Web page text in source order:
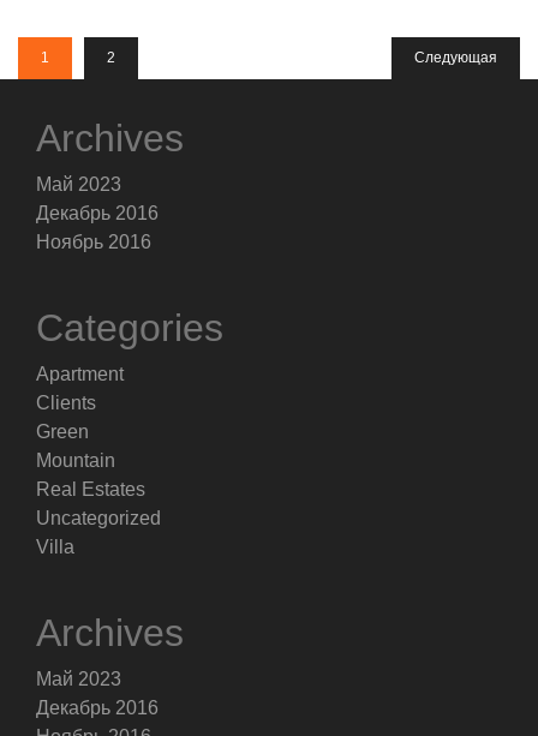
1 2 Следующая
Archives
Май 2023
Декабрь 2016
Ноябрь 2016
Categories
Apartment
Clients
Green
Mountain
Real Estates
Uncategorized
Villa
Archives
Май 2023
Декабрь 2016